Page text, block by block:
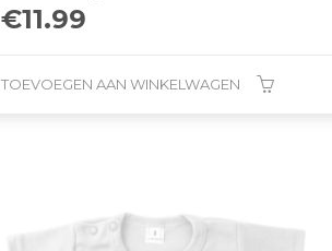
€11.99
TOEVOEGEN AAN WINKELWAGEN